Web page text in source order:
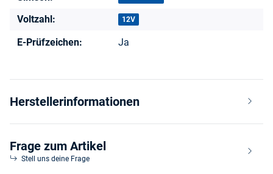
Voltzahl: 12V
E-Prüfzeichen: Ja
Herstellerinformationen
Frage zum Artikel
Stell uns deine Frage